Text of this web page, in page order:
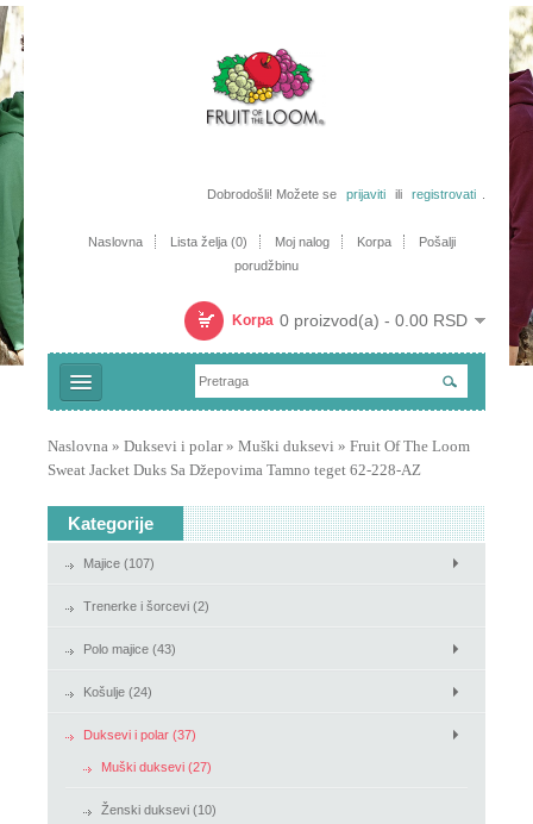
Dobrodošli! Možete se prijaviti ili registrovati
Naslovna Lista želja (0) Moj nalog Korpa
Pošalji
porudžbinu
Korpa 0 proizvod(a) - 0.00 RSD
Trenerke i šorcevi
Polo majice
Košulje
Duksevi i polar
Naslovna » Duksevi i polar» Muški duksevi » Fruit Of The Loom
Sweat Jacket Duks Sa Džepovima Tamno teget 62-228-AZ
Kategorije
Majice (107)
Trenerke i šorcevi (2)
Polo majice (43)
Košulje (24)
Duksevi i polar (37)
Muški duksevi (27)
Ženski duksevi (10)